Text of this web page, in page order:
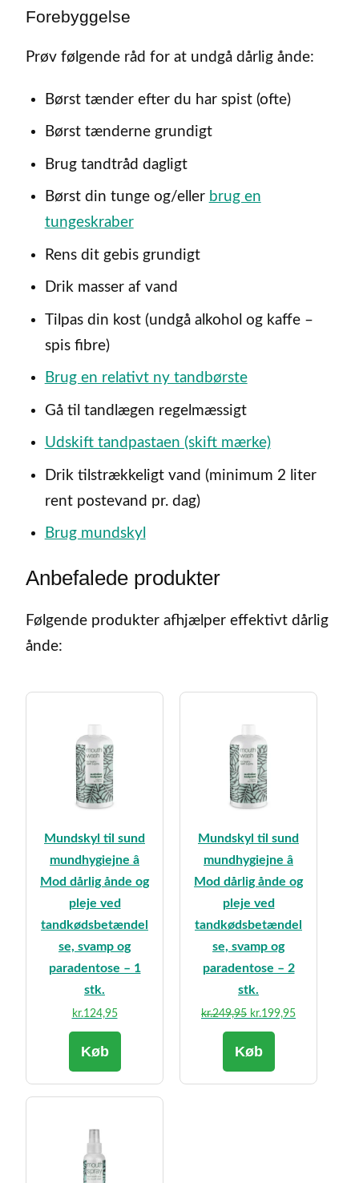
Forebyggelse
Prøv følgende råd for at undgå dårlig ånde:
Børst tænder efter du har spist (ofte)
Børst tænderne grundigt
Brug tandtråd dagligt
Børst din tunge og/eller brug en
tungeskraber
Rens dit gebis grundigt
Drik masser af vand
Tilpas din kost (undgå alkohol og kaffe –
spis fibre)
Brug en relativt ny tandbørste
Gå til tandlægen regelmæssigt
Udskift tandpastaen (skift mærke)
Drik tilstrækkeligt vand (minimum 2 liter
rent postevand pr. dag)
Brug mundskyl
Anbefalede produkter
Følgende produkter afhjælper effektivt dårlig
ånde:
Mundskyl til sund
mundhygiejne â
Mod dårlig ånde og
pleje ved
tandkødsbetændel
se, svamp og
paradentose – 1
stk.
kr.124,95
Køb
Mundskyl til sund
mundhygiejne â
Mod dårlig ånde og
pleje ved
tandkødsbetændel
se, svamp og
paradentose – 2
stk.
kr.249,95 Den
oprindelige
pris
kr.249,95.
kr.199,95Den
kr.199,95.
Køb